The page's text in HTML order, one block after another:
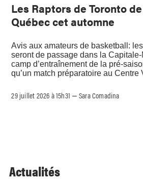
Les Raptors de Toronto
Québec cet automne
Avis aux amateurs de basketball:
seront de passage dans la
camp d’entraînement de la pré-
qu’un match préparatoire au Centre
29 juillet 2026 à 15h31 –Sara Comadina
Actualités